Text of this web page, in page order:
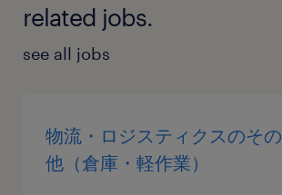
related jobs.
see all jobs
物流・ロジスティクスのその
他（倉庫・軽作業）